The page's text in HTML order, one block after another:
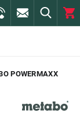
POWERMAXX